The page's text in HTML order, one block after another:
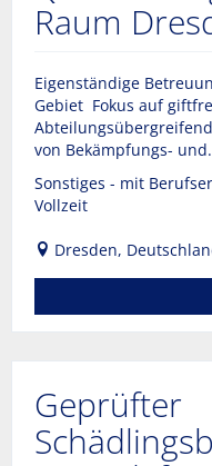
Raum
Eigenständige
Gebiet Fokus auf
von Bekämpfungs-
Sonstiges - mit
Vollzeit
Dresden,
Geprüfter